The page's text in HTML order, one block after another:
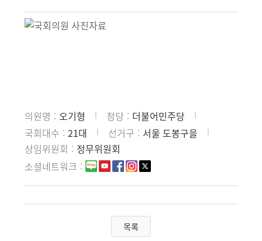
의원명 오기형 정당
더불어민주당
국회대수
21대 선거구
서울 도봉구을
상임위원회
정무위원회
소셜네트워크
목록